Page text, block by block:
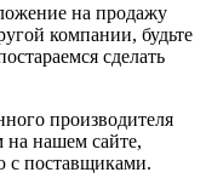
на продажу
компании, будьте
сделать
производителя
нашем сайте,
с поставщиками.